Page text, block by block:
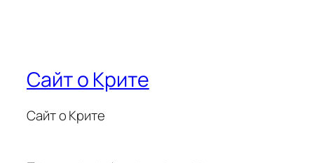
Сайт о Крите
Сайт о Крите